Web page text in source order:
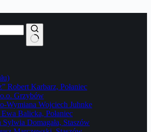
Robert Karbarz, Połaniec
Grzybów
Wymiana Wojciech Juhnke
Balicka, Połaniec
Domagała, Staszów